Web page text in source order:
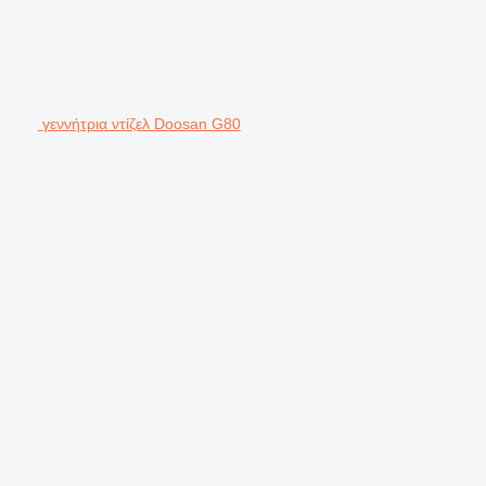
γεννήτρια ντίζελ Doosan G80